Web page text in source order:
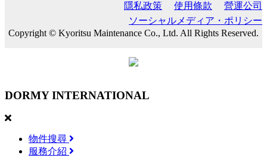
隱私政策 使用條款
營運公司
ソーシャルメディア・ポリシー
Copyright © Kyoritsu Maintenance Co., Ltd. All Rights Reserved.
DORMY INTERNATIONAL
物件搜尋
服務介紹